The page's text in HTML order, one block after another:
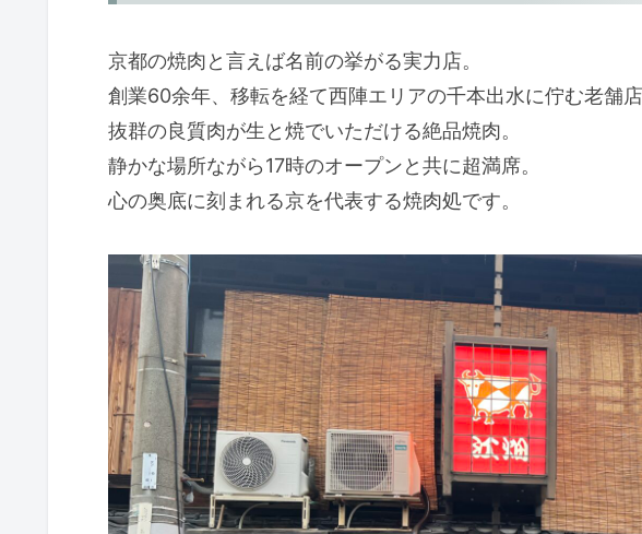
京都の焼肉と言えば名前の挙がる実力店。
創業60余年、移転を経て西陣エリアの千本出水に佇む老舗店
抜群の良質肉が生と焼でいただける絶品焼肉。
静かな場所ながら17時のオープンと共に超満席。
心の奥底に刻まれる京を代表する焼肉処です。